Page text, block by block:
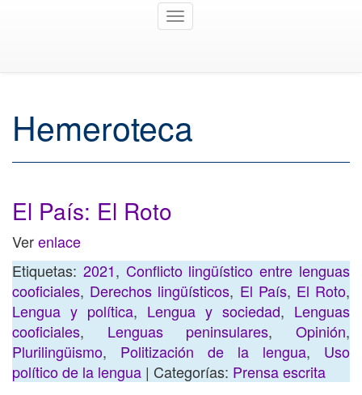
Toggle
Hemeroteca
El País: El Roto
Verenlace
Etiquetas: 2021, Conflicto lingüístico entre lenguas
cooficiales, Derechos lingüísticos, El País, El Roto,
Lengua y política, Lengua y sociedad, Lenguas
cooficiales, Lenguas peninsulares,Opinión,
Plurilingüismo, Politización de la lengua, Uso
político de la lengua | Categorías: Prensa escrita